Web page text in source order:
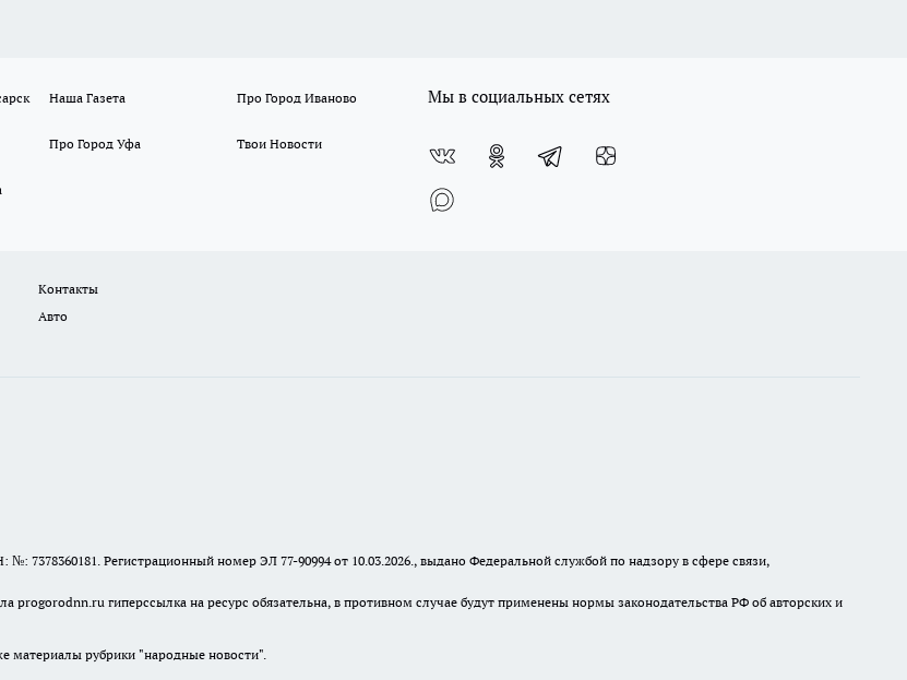
Наша Газета Про Город Иваново
Про Город Уфа Твои Новости
Мы в социальных сетях
Контакты
Авто
7378360181. Регистрационный номер ЭЛ 77-90994 от 10.03.2026., выдано Федеральной службой по надзору в сфере связи,
progorodnn.ru гиперссылка на ресурс обязательна, в противном случае будут применены нормы законодательства РФ об авторских и
материалы рубрики "народные новости".